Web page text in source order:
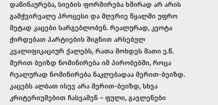
დაწინაურება, სიების ფორმირება ხშირად არ არის
გამჭვირვალე პროცესი და მღვრიე წყალში უფრო
მეტად კაცები სარგებლობენ. რეალურად, კვოტა
ჭირდებათ პარტიების შიგნით არსებულ
კვალიფიკაციურ ქალებს, რათა მოხდეს მათი ე.წ.
მერით ბეიზდ ნომინირება იმ პირობებში, როცა
რეალურად ნომინირება ნაკლებადაა მერით-ბეიზდ.
კაცებს ალბათ ისევ არა მერით-ბეიზდ, სხვა
კრიტერიუმებით ჩასვამენ – ფული, გავლენები